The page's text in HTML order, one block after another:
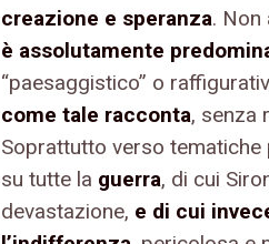
creazione e speranza. Non
è assolutamente
“paesaggistico” o
come tale racconta, senza
Soprattutto verso
su tutte la guerra, di cui
devastazione, e di cui